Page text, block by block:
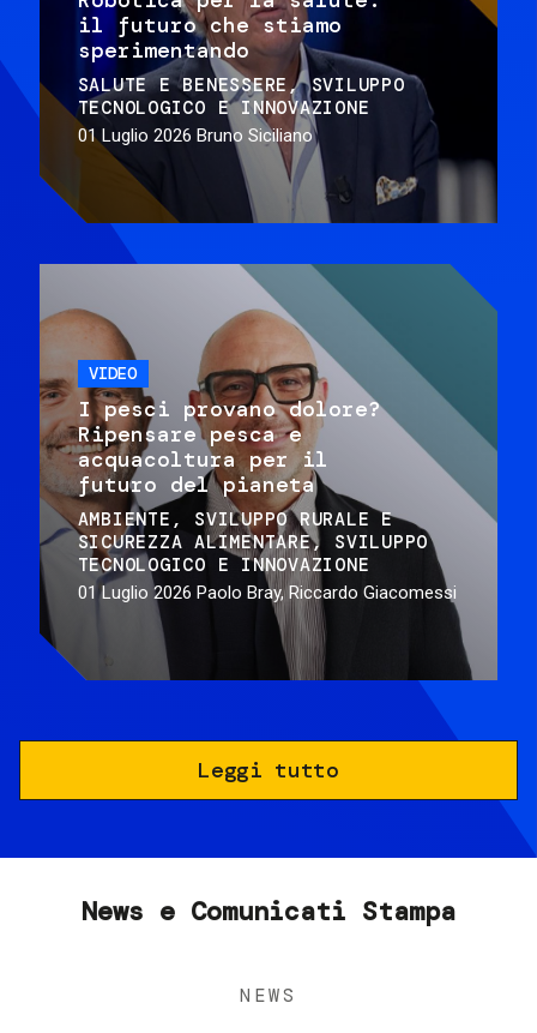
il futuro che stiamo
sperimentando
SALUTE E BENESSERE
SVILUPPO
TECNOLOGICO E INNOVAZIONE
01 Luglio 2026 Bruno Siciliano
VIDEO
I pesci provano dolore?
Ripensare pesca e
acquacoltura per il
futuro del pianeta
AMBIENTE
SVILUPPO RURALE E
SICUREZZA ALIMENTARE
SVILUPPO
TECNOLOGICO E INNOVAZIONE
01 Luglio 2026 Paolo Bray, Riccardo Giacomessi
Leggi tutto
News e Comunicati Stampa
NEWS